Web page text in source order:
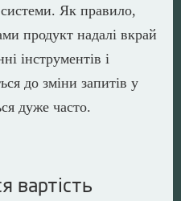
Як правило,
продукт надалі вкрай
інструментів і
до зміни запитів у
дуже часто.
вартість